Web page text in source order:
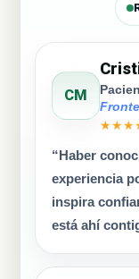
CM
“Haber
experiencia
inspira
está ahí